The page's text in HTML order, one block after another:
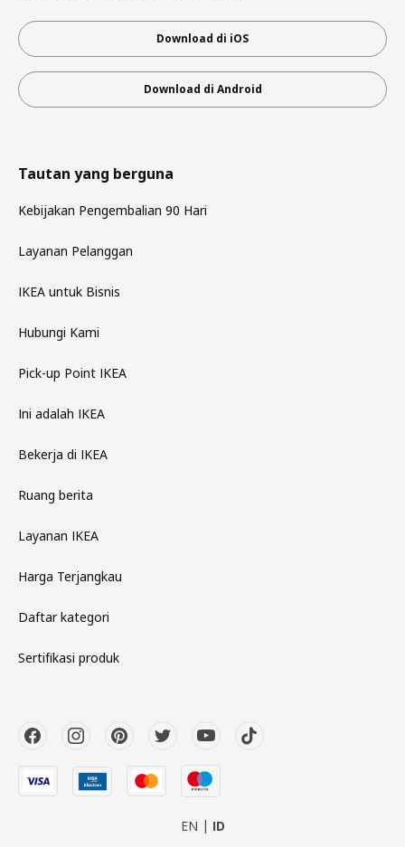
Download di iOS
Download di Android
Tautan yang berguna
Kebijakan Pengembalian 90 Hari
Layanan Pelanggan
IKEA untuk Bisnis
Hubungi Kami
Pick-up Point IKEA
Ini adalah IKEA
Bekerja di IKEA
Ruang berita
Layanan IKEA
Harga Terjangkau
Daftar kategori
Sertifikasi produk
EN ID